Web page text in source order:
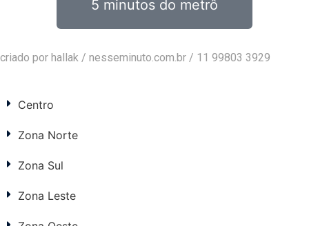
5 minutos do metrô
criado por hallak / nesseminuto.com.br / 11 99803 3929
Centro
Zona Norte
Zona Sul
Zona Leste